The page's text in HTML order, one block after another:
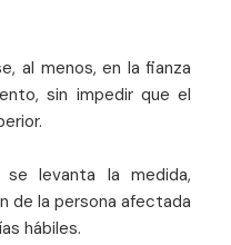
al menos, en la fianza
sin impedir que el
se levanta la medida,
de la persona afectada
hábiles.